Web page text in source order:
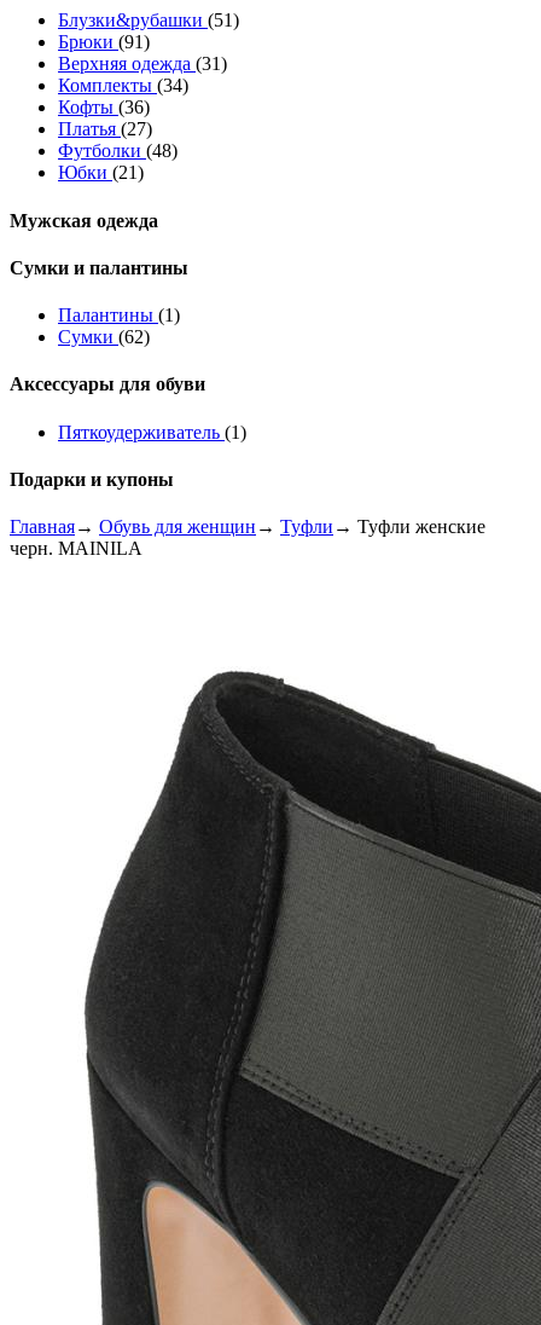
Блузки&рубашки (51)
Брюки (91)
Верхняя одежда (31)
Комплекты (34)
Кофты (36)
Платья (27)
Футболки (48)
Юбки (21)
Мужская одежда
Сумки и палантины
Палантины (1)
Сумки (62)
Аксессуары для обуви
Пяткоудерживатель (1)
Подарки и купоны
Главная→ Обувь для женщин → Туфли → Туфли женские
черн. MAINILA